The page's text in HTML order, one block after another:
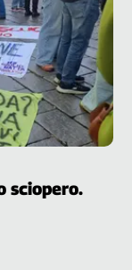
sciopero.